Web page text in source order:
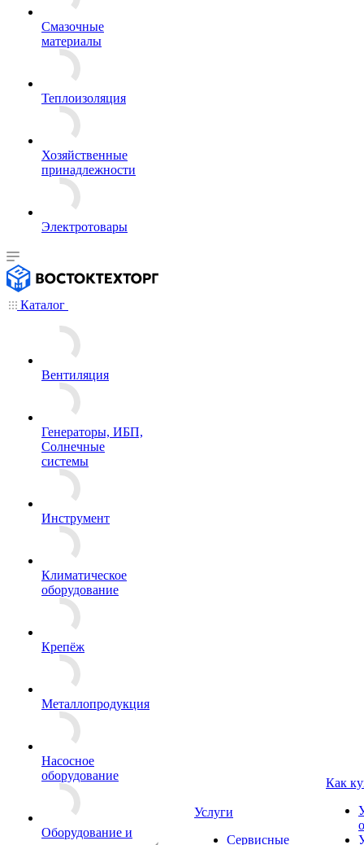
Смазочные
материалы
Теплоизоляция
Хозяйственные
принадлежности
Электротовары
Каталог
Вентиляция
Генераторы, ИБП,
Солнечные
системы
Инструмент
Климатическое
оборудование
Крепёж
Металлопродукция
Насосное
оборудование
Оборудование и
Услуги
Сервисные
Как